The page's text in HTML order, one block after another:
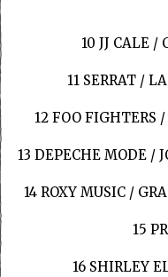
10 JJ CALE /
11 SERRAT /
12 FOO FIGHTERS
13 DEPECHE MODE /
14 ROXY MUSIC /
15
16 SHIRLEY